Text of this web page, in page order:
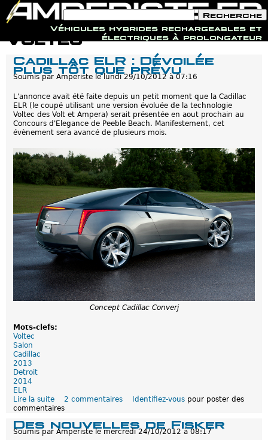
Jump to navigation
Véhicules hybrides rechargeables et
électriques à prolongateur
o
r
m
a
i
e
d
e
r
e
e
r
c
h
e
c
h
c
h
Voltec
Cadillac ELR : Dévoilée
plus tôt que prévu
Soumis par Amperiste lelundi 29/10/2012 à 07:16
L'annonce avait été faite depuis un petit moment que la Cadillac
ELR (le coupé utilisant une version évoluée de la technologie
Voltec des Volt et Ampera) serait présentée en aout prochain au
Concours d'Elegance de Peeble Beach. Manifestement, cet
évènement sera avancé de plusieurs mois.
Concept Cadillac Converj
Mots-clefs:
Voltec
Salon
Cadillac
2013
Detroit
2014
ELR
Lire la suite
e
a
d
2 commentaires Identifiez-vous pour poster des
commentaires
Des nouvelles de Fisker
Soumis par Amperiste le mercredi 24/10/2012 à 08:17